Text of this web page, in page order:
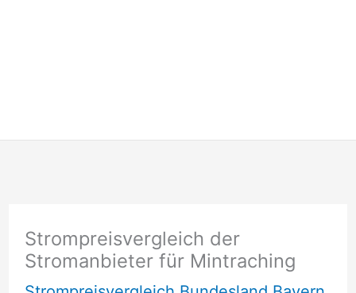
Strompreisvergleich der
Stromanbieter für Mintraching